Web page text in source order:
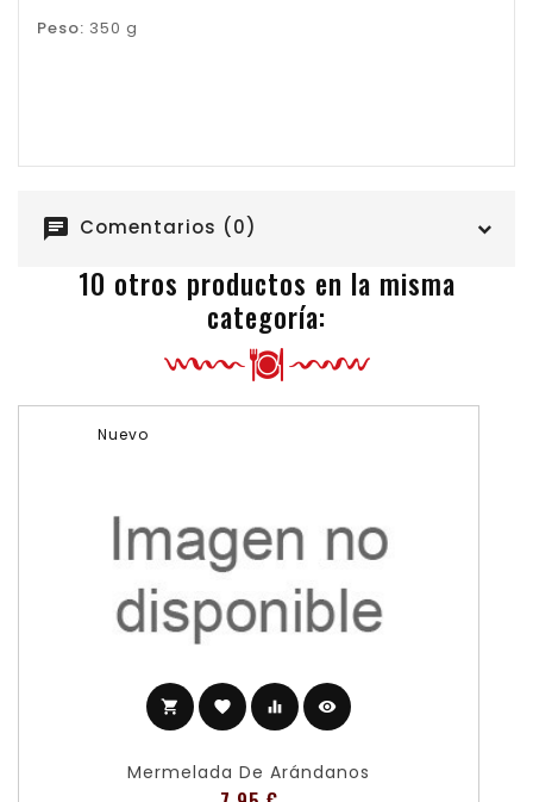
Peso: 350 g
chat Comentarios (0)
10 otros productos en la misma
categoría:
Nuevo
shopping_cart favorite equalizer visibility
Mermelada De Arándanos